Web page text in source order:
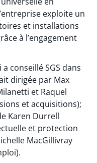
exploite un
et installations
à l’engagement
conseillé SGS dans
dirigée par Max
et Raquel
et acquisitions);
Karen Durrell
et protection
MacGillivray